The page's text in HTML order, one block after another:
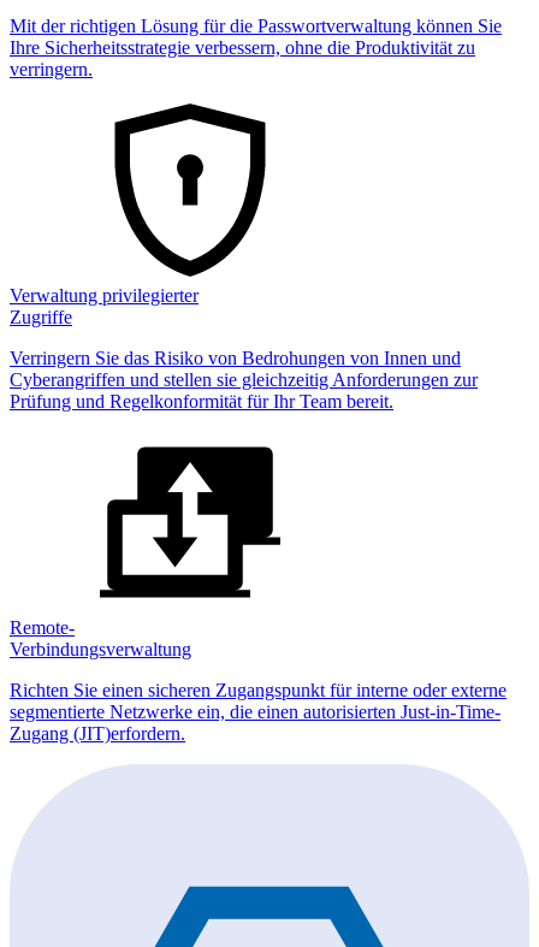
Mit der richtigen Lösung für die Passwortverwaltung können Sie
Ihre Sicherheitsstrategie verbessern, ohne die Produktivität zu
verringern.
Verwaltung privilegierter
Zugriffe
Verringern Sie das Risiko von Bedrohungen von Innen und
Cyberangriffen und stellen sie gleichzeitig Anforderungen zur
Prüfung und Regelkonformität für Ihr Team bereit.
Remote-
Verbindungsverwaltung
Richten Sie einen sicheren Zugangspunkt für interne oder externe
segmentierte Netzwerke ein, die einen autorisierten Just-in-Time-
Zugang (JIT)erfordern.